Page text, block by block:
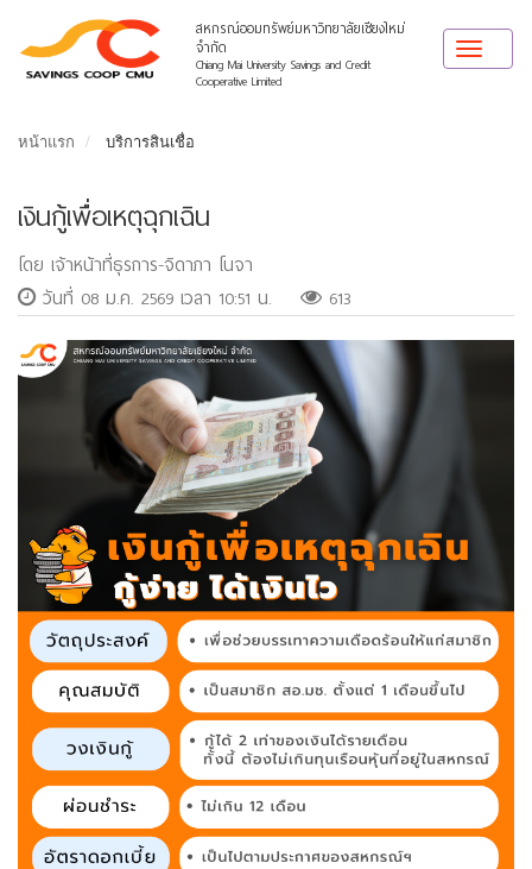
สหกรณ์ออมทรัพย์มหาวิทยาลัยเชียงใหม่
จำกัด
Chiang Mai University Savings and Credit
Cooperative Limited
Toggle
หน้าแรก บริการสินเชื่อ
เงินกู้เพื่อเหตุฉุกเฉิน
โดย เจ้าหน้าที่ธุรการ-จิดาภา โนจา
วันที่ 08 ม.ค. 2569 เวลา 10:51 น.
613